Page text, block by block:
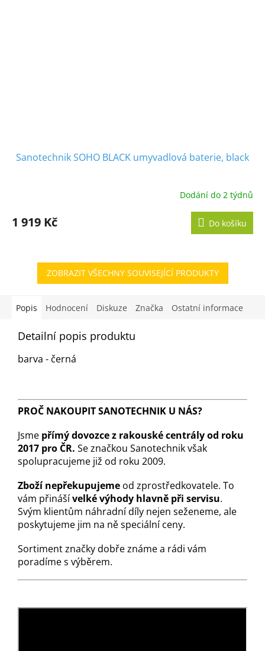
Sanotechnik SOHO BLACK umyvadlová baterie, black
Dodání do 2 týdnů
1 919 Kč Do košíku
ZOBRAZIT VŠECHNY SOUVISEJÍCÍ PRODUKTY
Popis Hodnocení Diskuze Značka Ostatní informace
Detailní popis produktu
barva - černá
PROČ NAKOUPIT SANOTECHNIK U NÁS?
Jsme přímý dovozce z rakouské centrály od roku
2017 pro ČR. Se značkou Sanotechnik však
spolupracujeme již od roku 2009.
Zboží nepřekupujeme od zprostředkovatele. To
vám přinášívelké výhody hlavně při servisu.
Svým klientům náhradní díly nejen seženeme, ale
poskytujeme jim na ně speciální ceny.
Sortiment značky dobře známe a rádi vám
poradíme s výběrem.